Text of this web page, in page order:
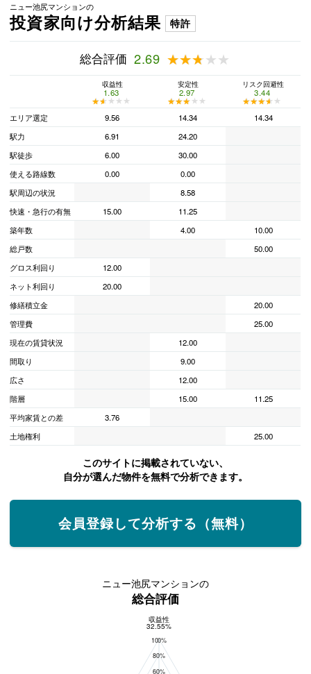
ニュー池尻マンションの
投資家向け分析結果 特許
総合評価 2.69 ★★★★★
★★★★★
収益性
1.63
★★★★★
★★★★★
安定性
2.97
★★★★★
★★★★★
リスク回避性
3.44
★★★★★
★★★★★
エリア選定
9.56 14.34
14.34
駅力
6.91
24.20
駅徒歩
6.00
30.00
使える路線数
0.00
0.00
駅周辺の状況
8.58
快速・急行の有無
15.00
11.25
築年数
4.00
10.00
総戸数
50.00
グロス利回り
12.00
ネット利回り
20.00
修繕積立金
20.00
管理費
25.00
現在の賃貸状況
12.00
間取り
9.00
広さ
12.00
階層
15.00
11.25
平均家賃との差
3.76
土地権利
25.00
このサイトに掲載されていない、
自分が選んだ物件を無料で分析できます。
会員登録して分析する（無料）
ニュー池尻マンションの
総合評価
100%
収益性
32.55%
80%
60%